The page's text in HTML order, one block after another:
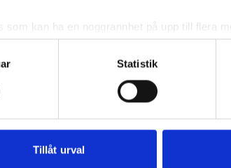
som kan ha en noggrannhet på upp till flera
för specifika kännetecken (fingeravtryck)
och ställ in dina preferenser i
förklaringen.
även sådana identifierare och annan
som vi samarbetar med. Dessa kan i sin
Statistik
Tillåt urval
dig som vill spela på bra,
landet – i tuff konkurrens, bra
Touren består av 6–7